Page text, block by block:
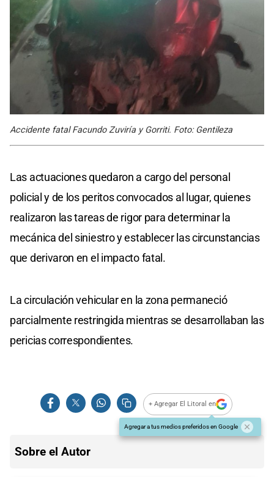
Accidente fatal Facundo Zuviría y Gorriti. Foto: Gentileza
Las actuaciones quedaron a cargo del personal
policial y de los peritos convocados al lugar, quienes
realizaron las tareas de rigor para determinar la
mecánica del siniestro y establecer las circunstancias
que derivaron en el impacto fatal.
La circulación vehicular en la zona permaneció
parcialmente restringida mientras se desarrollaban las
pericias correspondientes.
+ Agregar El Litoral en
Agregar a tus medios preferidos en Google
Sobre el Autor